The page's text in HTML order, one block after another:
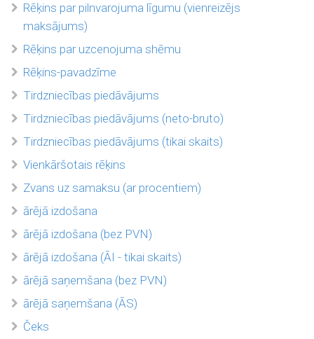
Rēķins par pilnvarojuma līgumu (vienreizējs
maksājums)
Rēķins par uzcenojuma shēmu
Rēķins-pavadzīme
Tirdzniecības piedāvājums
Tirdzniecības piedāvājums (neto-bruto)
Tirdzniecības piedāvājums (tikai skaits)
Vienkāršotais rēķins
Zvans uz samaksu (ar procentiem)
ārējā izdošana
ārējā izdošana (bez PVN)
ārējā izdošana (ĀI - tikai skaits)
ārējā saņemšana (bez PVN)
ārējā saņemšana (ĀS)
Čeks